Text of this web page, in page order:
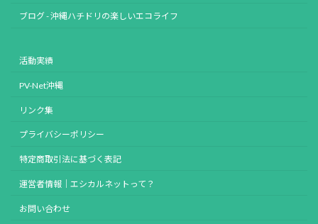
ブログ - 沖縄ハチドリの楽しいエコライフ
活動実績
PV-Net沖縄
リンク集
プライバシーポリシー
特定商取引法に基づく表記
運営者情報｜エシカルネットって？
お問い合わせ